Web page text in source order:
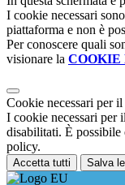
I cookie necessari
piattaforma e non è
Per conoscere quali
visionare la COOKIE
Cookie necessari per
I cookie necessari per
disabilitati. È possibile
policy.
Accetta tutti Salva